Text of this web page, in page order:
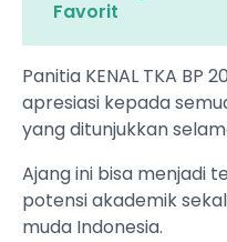
Favorit
Panitia KENAL TKA
apresiasi kepada
yang ditunjukkan
Ajang ini bisa menjadi
potensi akademik
muda Indonesia.